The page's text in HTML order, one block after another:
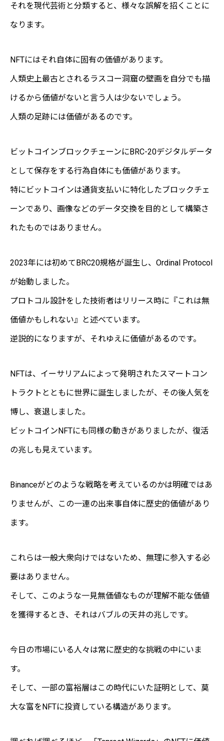
それを現代芸術と分類すると、様々な誤解を招くことに
なります。
NFTにはそれ自体に固有の価値があります。
人類史上最古とされるラスコー洞窟の壁画を自分でも描
けるから価値がないと言う人は少ないでしょう。
人類の足跡には価値があるのです。
ビットコインブロックチェーンにBRC-20デジタルデータ
として保存をする行為自体にも価値があります。
特にビットコインは通貨支払いに特化したブロックチェ
ーンであり、画像などのデータ交換を目的として構築さ
れたものではありません。
2023年には初めてBRC20規格が誕生し、Ordinal Protocol
が始動しました。
プロトコル設計をした技術者はリリース時に『これは無
価値かもしれない』と述べています。
逆説的になりますが、それゆえに価値があるのです。
NFTは、イーサリアムによって発明されたスマートコン
トラクトとともに世界に誕生しましたが、その後人気を
博し、衰退しました。
ビットコインNFTにも同様の動きがありましたが、復活
の兆しも見えています。
Binanceがどのような戦略を考えているのかは明確ではあ
りませんが、この一連の出来事自体に歴史的価値があり
ます。
これらは一般大衆向けではないため、無理に参入する必
要はありません。
そして、このような一見無価値なものが理解不能な価値
を獲得するとき、それはバブルの天井の兆しです。
今日の市場にいる人々は常に歴史的な挑戦の中にいま
す。
そして、一部の富裕層はこの時代にいた証明として、莫
大な富をNFTに投資している構造があります。